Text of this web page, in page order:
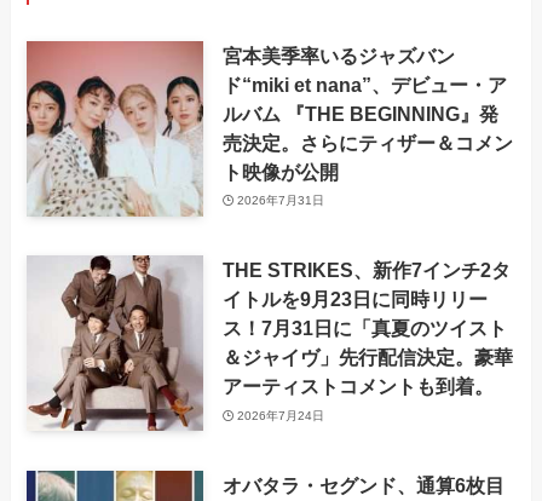
宮本美季率いるジャズバン
ド“miki et nana”、デビュー・ア
ルバム 『THE BEGINNING』発
売決定。さらにティザー＆コメン
ト映像が公開
2026年7月31日
THE STRIKES、新作7インチ2タ
イトルを9月23日に同時リリー
ス！7月31日に「真夏のツイスト
＆ジャイヴ」先行配信決定。豪華
アーティストコメントも到着。
2026年7月24日
オバタラ・セグンド、通算6枚目